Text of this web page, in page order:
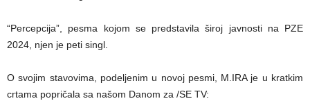
“Percepcija”, pesma kojom se predstavila široj javnosti na PZE
2024, njen je peti singl.
O svojim stavovima, podeljenim u novoj pesmi, M.IRA je u kratkim
crtama popričala sa našom Danom za /SE TV: